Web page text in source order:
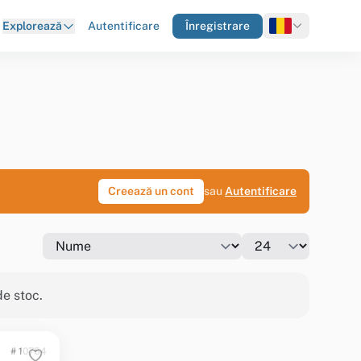
Explorează Autentificare Înregistrare
Creează un cont sau Autentificare
stoc.
# 10754